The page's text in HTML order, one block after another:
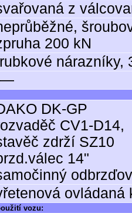
z
200 kN
nárazníky,
—
DK-GP
CV1-D14,
zdrží SZ10
14"
ovládaná
vozu: